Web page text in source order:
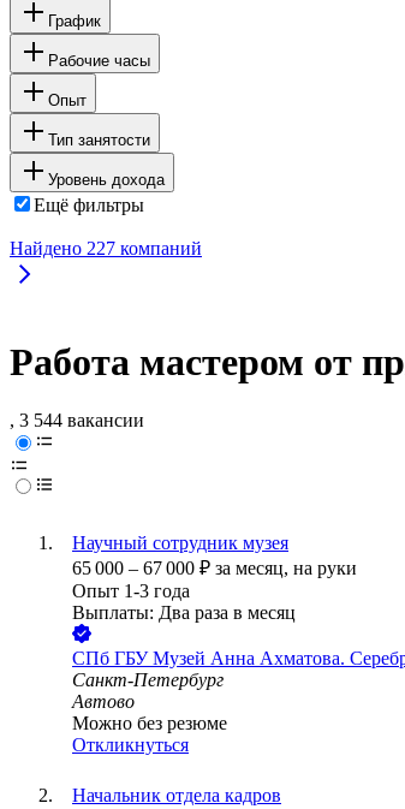
График
Рабочие часы
Опыт
Тип занятости
Уровень дохода
Ещё фильтры
Найдено 227 компаний
Работа мастером от
, 3 544 вакансии
Научный сотрудник музея
65 000 – 67 000 ₽ за месяц, на руки
Опыт 1-3 года
Выплаты: Два раза в месяц
СПб ГБУ Музей Анна Ахматова.
Санкт-Петербург
Автово
Можно без резюме
Откликнуться
Начальник отдела кадров